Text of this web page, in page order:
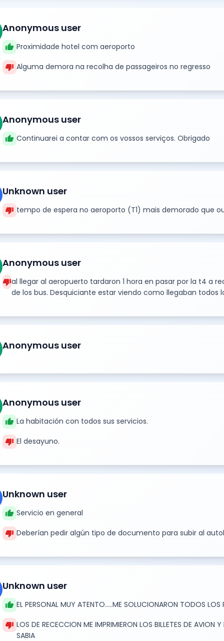
Anonymous user
thumb_up Proximidade hotel com aeroporto
thumb_down Alguma demora na recolha de passageiros no regresso
Anonymous user
thumb_up Continuarei a contar com os vossos serviços. Obrigado
Unknown user
thumb_down tempo de espera no aeroporto (T1) mais demorado que
Anonymous user
thumb_downal llegar al aeropuerto tardaron 1 hora en pasar por la t4 a
de los bus. Desquiciante estar viendo como llegaban todos
Anonymous user
Anonymous user
thumb_up La habitación con todos sus servicios.
thumb_down El desayuno.
Unknown user
thumb_up Servicio en general
thumb_down Deberían pedir algún tipo de documento para subir al
Unknown user
thumb_up EL PERSONAL MUY ATENTO.....ME SOLUCIONARON TODOS LOS
thumb_down LOS DE RECECCION ME IMPRIMIERON LOS BILLETES DE AVION
SABIA